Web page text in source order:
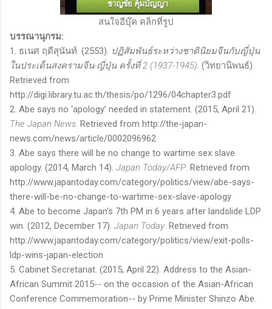
สนใจอีบุ๊ค คลิกที่รูป
บรรณานุกรม:
1. ธเนศ ฤดีสุนันท์. (2553). ปฏิสัมพันธ์ระหว่างชาตินิยมจีนกับญี่ปุ่น
ในประเด็นสงครามจีน-ญี่ปุ่น ครั้งที่2 (1937-1945). (วิทยานิพนธ์).
Retrieved from
http://digi.library.tu.ac.th/thesis/po/1296/04chapter3.pdf
2. Abe says no ‘apology’ needed in statement. (2015, April 21).
The Japan News. Retrieved from http://the-japan-
news.com/news/article/0002096962
3. Abe says there will be no change to wartime sex slave
apology. (2014, March 14). Japan Today/AFP. Retrieved from
http://www.japantoday.com/category/politics/view/abe-says-
there-will-be-no-change-to-wartime-sex-slave-apology
4. Abe to become Japan's 7th PM in 6 years after landslide LDP
win. (2012, December 17). Japan Today. Retrieved from
http://www.japantoday.com/category/politics/view/exit-polls-
ldp-wins-japan-election
5. Cabinet Secretariat. (2015, April 22). Address to the Asian-
African Summit 2015-- on the occasion of the Asian-African
Conference Commemoration-- by Prime Minister Shinzo Abe.